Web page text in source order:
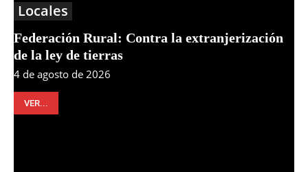
Locales
Federación Rural: Contra la extranjerización
de la ley de tierras
4 de agosto de 2026
VER...